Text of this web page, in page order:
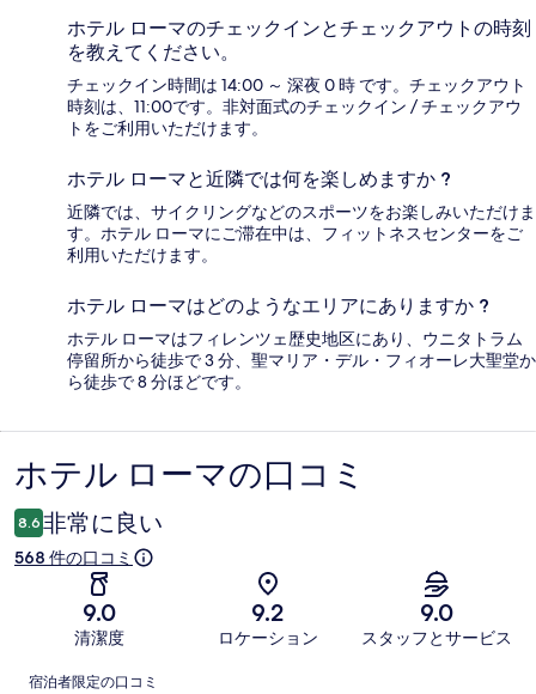
ホテル ローマのチェックインとチェックアウトの時刻
を教えてください。
チェックイン時間は 14:00 ～ 深夜 0 時 です。チェックアウト
時刻は、11:00です。非対面式のチェックイン / チェックアウ
トをご利用いただけます。
ホテル ローマと近隣では何を楽しめますか ?
近隣では、サイクリングなどのスポーツをお楽しみいただけま
す。ホテル ローマにご滞在中は、フィットネスセンターをご
利用いただけます。
ホテル ローマはどのようなエリアにありますか ?
ホテル ローマはフィレンツェ歴史地区にあり、ウニタトラム
停留所から徒歩で 3 分、聖マリア・デル・フィオーレ大聖堂か
ら徒歩で 8 分ほどです。
口
コ
ミ
ホテル ローマの口コミ
8.6 非常に良い
568 件の口コミ
9.0
清潔度
9.2
ロケーション
9.0
スタッフとサービス
口
宿泊者限定の口コミ